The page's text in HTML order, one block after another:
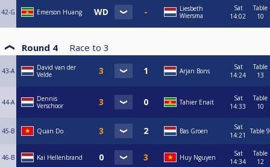
42-G Emerson Huang
Liesbeth
Wiersma
Sat
14:02
Table
10
Round 4 Race to 3
43-A
David van der
Velde
Arjan Bons
Sat
14:24
Table
13
44-A
Dennis
Verschoor
Tahier Enait
Sat
14:33
Table
10
45-B Quan Do Bas Groen
Sat
14:21
Table 9
46-B Kai Hellenbrand Huy Nguyen
Sat
14:34
Table
12